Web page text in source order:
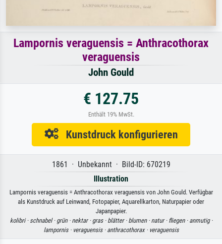
Lampornis veraguensis = Anthracothorax
veraguensis
John Gould
€ 127.75
Enthält 19% MwSt.
Kunstdruck konfigurieren
1861 · Unbekannt · Bild-ID: 670219
Illustration
Lampornis veraguensis = Anthracothorax veraguensis von John Gould. Verfügbar
als Kunstdruck auf Leinwand, Fotopapier, Aquarellkarton, Naturpapier oder
Japanpapier.
kolibri · schnabel · grün · nektar · gras · blätter · blumen · natur · fliegen · anmutig ·
lampornis · veraguensis · anthracothorax · veraguensis